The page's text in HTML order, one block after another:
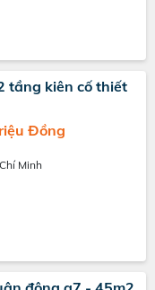
tầng kiên cố thiết
Đồng
Minh